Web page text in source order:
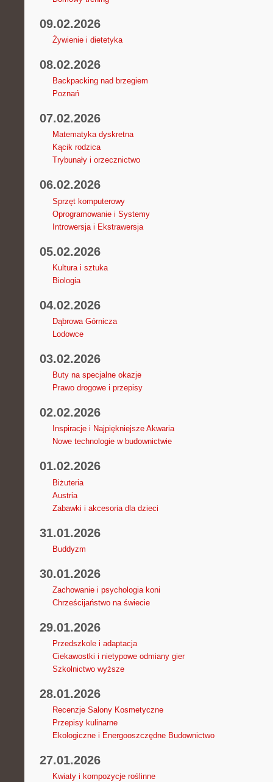
09.02.2026
Żywienie i dietetyka
08.02.2026
Backpacking nad brzegiem
Poznań
07.02.2026
Matematyka dyskretna
Kącik rodzica
Trybunały i orzecznictwo
06.02.2026
Sprzęt komputerowy
Oprogramowanie i Systemy
Introwersja i Ekstrawersja
05.02.2026
Kultura i sztuka
Biologia
04.02.2026
Dąbrowa Górnicza
Lodowce
03.02.2026
Buty na specjalne okazje
Prawo drogowe i przepisy
02.02.2026
Inspiracje i Najpiękniejsze Akwaria
Nowe technologie w budownictwie
01.02.2026
Biżuteria
Austria
Zabawki i akcesoria dla dzieci
31.01.2026
Buddyzm
30.01.2026
Zachowanie i psychologia koni
Chrześcijaństwo na świecie
29.01.2026
Przedszkole i adaptacja
Ciekawostki i nietypowe odmiany gier
Szkolnictwo wyższe
28.01.2026
Recenzje Salony Kosmetyczne
Przepisy kulinarne
Ekologiczne i Energooszczędne Budownictwo
27.01.2026
Kwiaty i kompozycje roślinne